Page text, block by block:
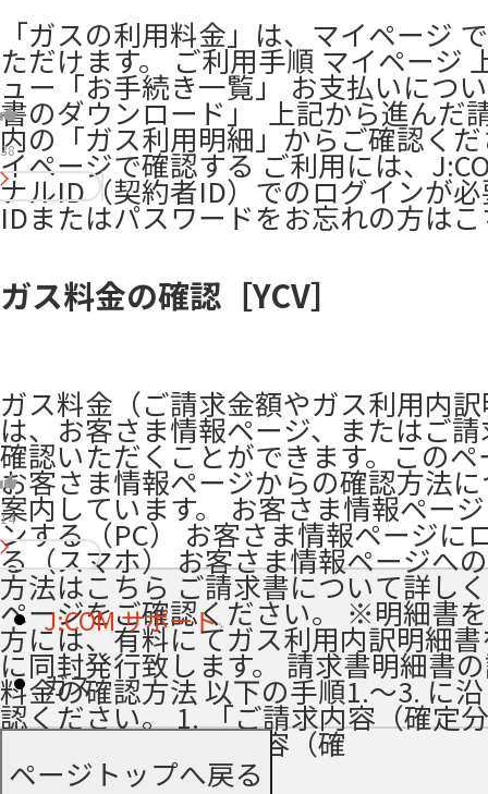
「ガスの利用料金」は、マイページ
ただけます。 ご利用手順 ​マイページ
ュー「お手続き一覧」 お支払いにつ
書のダウンロード」 ​ 上記から進んだ
内の「ガス利用明細」からご確認く
イページで確認する ご利用には、
ナルID（契約者ID）でのログインが
IDまたはパスワードをお忘れの方は
38
ガス料金の確認［YCV］
ガス料金（ご請求金額やガス利用内
は、お客さま情報ページ、またはご
確認いただくことができます。この
お客さま情報ページからの確認方法
案内しています。 お客さま情報ペー
ンする（PC） お客さま情報ページに
る（スマホ） お客さま情報ページへ
方法はこちら ご請求書について詳し
ページをご確認ください。 ※明細書
方には、有料にてガス利用内訳明細
に同封発行致します。 請求書明細書
料金の確認方法 以下の手順1.～3. に
認ください。 1. 「ご請求内容（確定
面に移動 「ご請求内容（確
14
J:COM サポート
ガス
ページトップへ戻る